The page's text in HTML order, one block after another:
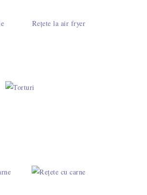
roșii uscate și
Rețete la air fryer